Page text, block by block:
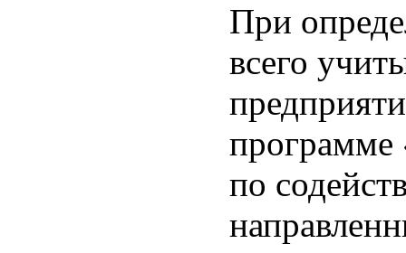
При
всего
программе
по